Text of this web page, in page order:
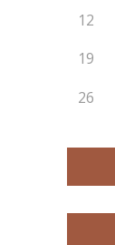
12
19
26